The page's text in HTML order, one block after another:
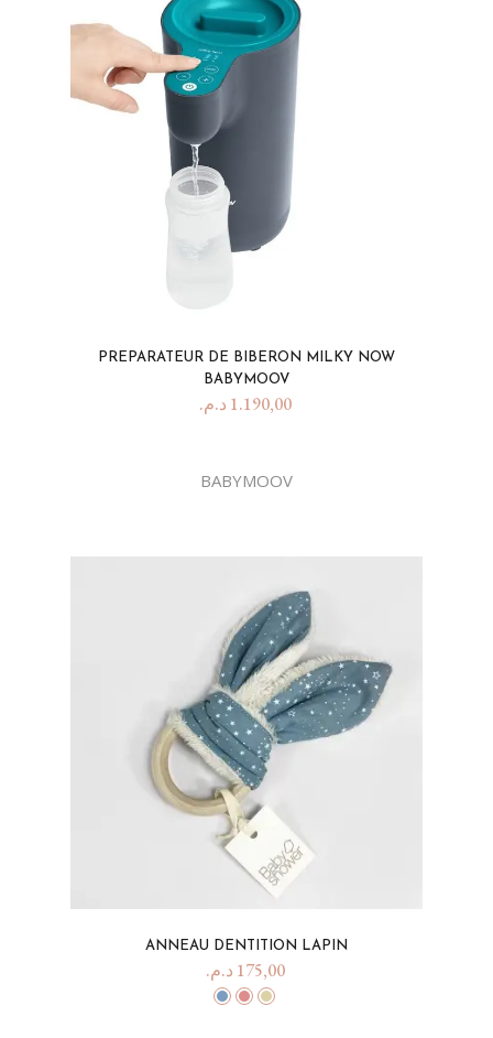
PREPARATEUR DE BIBERON MILKY NOW
BABYMOOV
1.190,00 د.م.
BABYMOOV
ANNEAU DENTITION LAPIN
175,00 د.م.